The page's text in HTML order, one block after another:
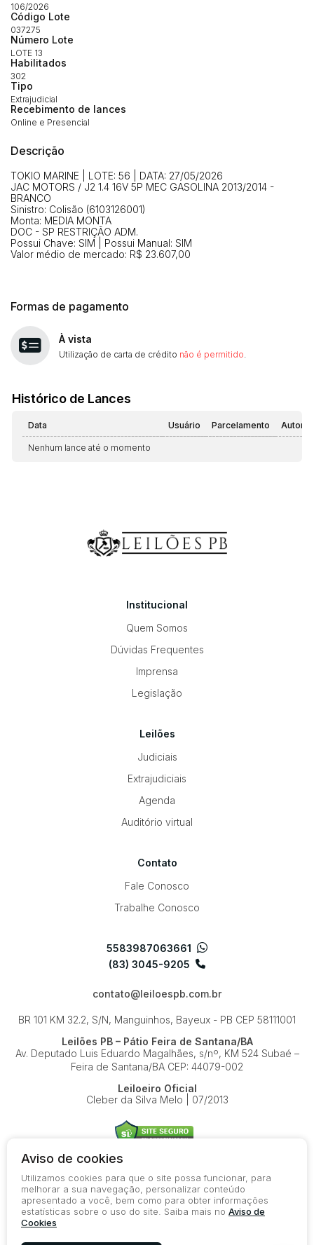
106/2026
Código Lote
037275
Número Lote
LOTE 13
Habilitados
302
Tipo
Extrajudicial
Recebimento de lances
Online e Presencial
Descrição
TOKIO MARINE | LOTE: 56 | DATA: 27/05/2026
JAC MOTORS / J2 1.4 16V 5P MEC GASOLINA 2013/2014 -
BRANCO
Sinistro: Colisão (6103126001)
Monta: MEDIA MONTA
DOC - SP RESTRIÇÃO ADM.
Possui Chave: SIM | Possui Manual: SIM
Valor médio de mercado: R$ 23.607,00
Formas de pagamento
À vista
Utilização de carta de crédito não é permitido
Histórico de Lances
Data Usuário Parcelamento
Nenhum lance até o momento
(Art. 895, CPC)
Clique aqui para fazer login
Institucional
Quem Somos
Dúvidas Frequentes
Imprensa
Legislação
Leilões
Judiciais
Extrajudiciais
Agenda
Auditório virtual
Contato
Fale Conosco
Trabalhe Conosco
5583987063661
(83) 3045-9205
contato@leiloespb.com.br
BR 101 KM 32.2, S/N, Manguinhos, Bayeux - PB CEP 58111001
Leilões PB – Pátio Feira de Santana/BA
Av. Deputado Luis Eduardo Magalhães, s/nº, KM 524Subaé –
Feira de Santana/BA CEP: 44079-002
Leiloeiro Oficial
Cleber da Silva Melo | 07/2013
© 2026-present - Todos os direitos reservados
Política de Privacidade
Termos de Uso
Aviso de cookies
Utilizamos cookies para que o site possa funcionar, para
melhorar a sua navegação, personalizar conteúdo
apresentado a você, bem como para obter informações
estatísticas sobre o uso do site. Saiba mais no Aviso de
Cookies